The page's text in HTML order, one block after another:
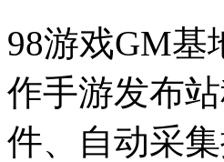
98游戏GM基
作手游发布
件、自动采